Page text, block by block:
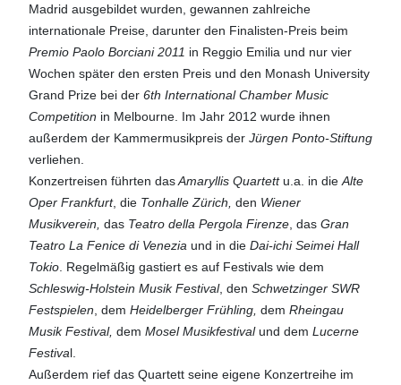
Madrid ausgebildet wurden, gewannen zahlreiche
internationale Preise, darunter den Finalisten-Preis beim
Premio Paolo Borciani 2011 in Reggio Emilia und nur vier
Wochen später den ersten Preis und den Monash University
Grand Prize bei der 6th International Chamber Music
Competition in Melbourne. Im Jahr 2012 wurde ihnen
außerdem der Kammermusikpreis der Jürgen Ponto-Stiftung
verliehen.
Konzertreisen führten dasAmaryllis Quartettu.a. in die Alte
Oper Frankfurt, die Tonhalle Zürich, den Wiener
Musikverein, das Teatro della Pergola Firenze , das Gran
Teatro La Fenice di Venezia und in die Dai-ichi Seimei Hall
Tokio . Regelmäßig gastiert es auf Festivals wie dem
Schleswig-Holstein Musik Festival, den Schwetzinger SWR
Festspielen , dem Heidelberger Frühling, dem Rheingau
Musik Festival, dem Mosel Musikfestival und dem Lucerne
Festival.
Außerdem rief das Quartett seine eigene Konzertreihe im